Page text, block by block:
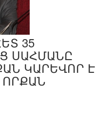
35
ՍԱՀՄԱՆԸ
ԿԱՐԵՎՈՐ Է